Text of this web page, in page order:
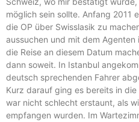
möglich sein sollte. Anfang 2011
die OP über Swisslasik zu
aussuchen und mit dem
die Reise an diesem Datum
dann soweit. In Istanbul
deutsch sprechenden Fahrer
Kurz darauf ging es bereits in
war nicht schlecht erstaunt, als
empfangen wurden. Im